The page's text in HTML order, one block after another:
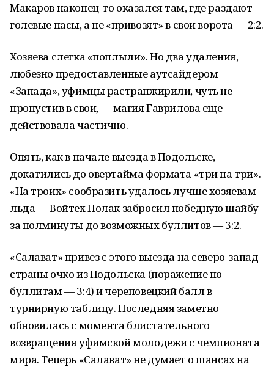
Макаров наконец-то оказался там, где раздают
голевые пасы, а не «привозят» в свои ворота — 2:2.
Хозяева слегка «поплыли». Но два удаления,
любезно предоставленные аутсайдером
«Запада», уфимцы растранжирили, чуть не
пропустив в свои, — магия Гаврилова еще
действовала частично.
Опять, как в начале выезда в Подольске,
докатились до овертайма формата «три на три».
«На троих» сообразить удалось лучше хозяевам
льда — Войтех Полак забросил победную шайбу
за полминуты до возможных буллитов — 3:2.
«Салават» привез с этого выезда на северо-запад
страны очко из Подольска (поражение по
буллитам — 3:4) и череповецкий балл в
турнирную таблицу. Последняя заметно
обновилась с момента блистательного
возвращения уфимской молодежи с чемпионата
мира. Теперь «Салават» не думает о шансах на